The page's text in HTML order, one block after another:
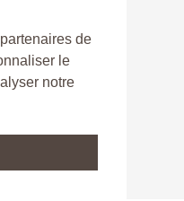
de
le
notre